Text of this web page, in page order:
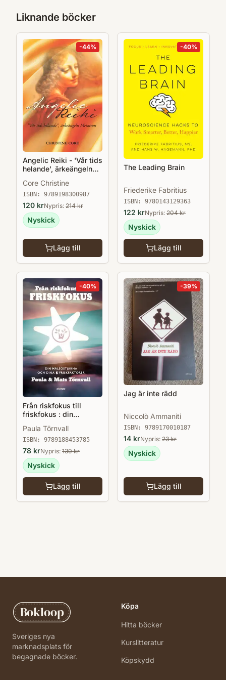
Liknande böcker
-44%
Angelic Reiki - 'Vår tids
helande', ärkeängeln
Core Christine
ISBN: 9789198300987
120 krNypris: 214kr
Nyskick
Lägg till
-40%
The Leading Brain
Friederike Fabritius
ISBN: 9780143129363
122 krNypris: 204kr
Nyskick
Lägg till
-40%
Från riskfokus till
friskfokus : din
friskfaktorer
Paula Törnvall
ISBN: 9789188453785
78 krNypris: 130kr
Nyskick
Lägg till
-39%
Jag är inte rädd
Niccolò Ammaniti
ISBN: 9789170010187
14 krNypris: 23kr
Nyskick
Lägg till
Bokloop
Sveriges nya
marknadsplats för
begagnade böcker.
Köpa
Hitta böcker
Kurslitteratur
Köpskydd